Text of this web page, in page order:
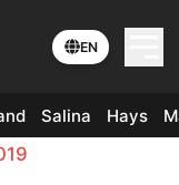
EN
Salina Hays